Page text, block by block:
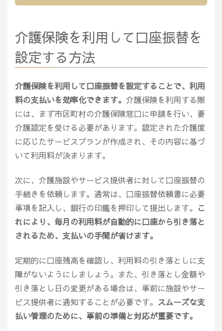
介護保険を利用して口座振替を
設定する方法
介護保険を利用して口座振替を設定することで、利用
料の支払いを効率化できます。 介護保険を利用する際
には、まず市区町村の介護保険窓口に申請を行い、要
介護認定を受ける必要があります。認定された介護度
に応じたサービスプランが作成され、その内容に基づ
いて利用料が決まります。
次に、介護施設やサービス提供者に対して口座振替の
手続きを依頼します。通常は、口座振替依頼書に必要
事項を記入し、銀行の印鑑を押印して提出します。 こ
れにより、毎月の利用料が自動的に口座から引き落と
されるため、支払いの手間が省けます。
定期的に口座残高を確認し、利用料の引き落としに支
障がないようにしましょう。また、引き落とし金額や
引き落とし日の変更がある場合は、事前に施設やサー
ビス提供者に通知することが必要です。 スムーズな支
払い管理のために、事前の準備と対応が重要です。